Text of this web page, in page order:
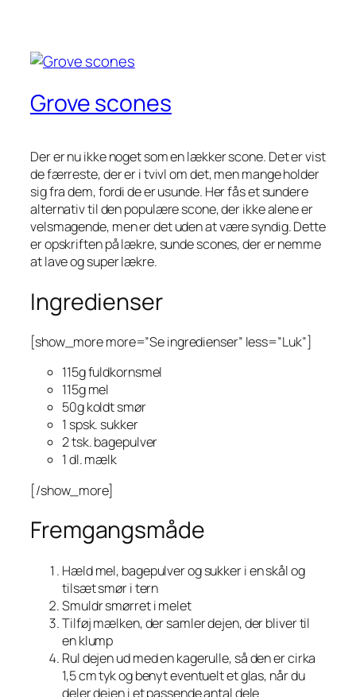
Grove scones
Der er nu ikke noget som en lækker scone. Det er vist
de færreste, der er i tvivl om det, men mange holder
sig fra dem, fordi de er usunde. Her fås et sundere
alternativ til den populære scone, der ikke alene er
velsmagende, men er det uden at være syndig. Dette
er opskriften på lækre, sunde scones, der er nemme
at lave og super lækre.
Ingredienser
[show_more more=”Se ingredienser” less=”Luk”]
115g fuldkornsmel
115g mel
50g koldt smør
1 spsk. sukker
2 tsk. bagepulver
1 dl. mælk
[/show_more]
Fremgangsmåde
Hæld mel, bagepulver og sukker i en skål og
tilsæt smør i tern
Smuldr smørret i melet
Tilføj mælken, der samler dejen, der bliver til
en klump
Rul dejen ud med en kagerulle, så den er cirka
1,5 cm tyk og benyt eventuelt et glas, når du
deler dejen i et passende antal dele